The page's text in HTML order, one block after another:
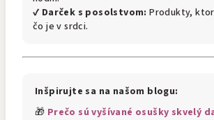
✔ Darček s posolstvom: Produkty,
čo je v srdci.
Inšpirujte sa na našom blogu:
🎁 Prečo sú vyšívané osušky skvelý